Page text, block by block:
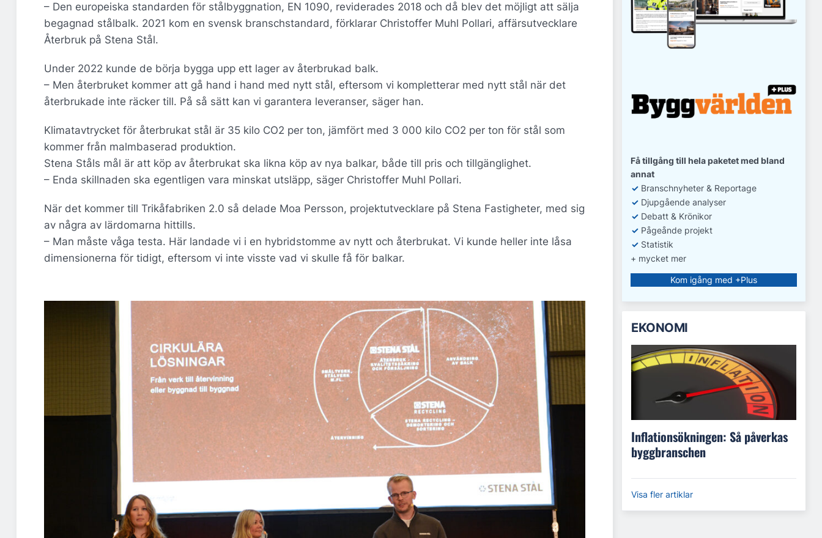
– Den europeiska standarden för stålbyggnation, EN 1090, reviderades 2018 och då blev det möjligt att sälja
begagnad stålbalk. 2021 kom en svensk branschstandard, förklarar Christoffer Muhl Pollari, affärsutvecklare
Återbruk på Stena Stål.
Under 2022 kunde de börja bygga upp ett lager av återbrukad balk.
– Men återbruket kommer att gå hand i hand med nytt stål, eftersom vi kompletterar med nytt stål när det
återbrukade inte räcker till. På så sätt kan vi garantera leveranser, säger han.
Klimatavtrycket för återbrukat stål är 35 kilo CO2 per ton, jämfört med 3 000 kilo CO2 per ton för stål som
kommer från malmbaserad produktion.
Stena Ståls mål är att köp av återbrukat ska likna köp av nya balkar, både till pris och tillgänglighet.
– Enda skillnaden ska egentligen vara minskat utsläpp, säger Christoffer Muhl Pollari.
När det kommer till Trikåfabriken 2.0 så delade Moa Persson, projektutvecklare på Stena Fastigheter, med sig
av några av lärdomarna hittills.
– Man måste våga testa. Här landade vi i en hybridstomme av nytt och återbrukat. Vi kunde heller inte låsa
dimensionerna för tidigt, eftersom vi inte visste vad vi skulle få för balkar.
Få tillgång till hela paketet med bland
annat
✓ Branschnyheter & Reportage
✓ Djupgående analyser
✓ Debatt & Krönikor
✓ Pågeånde projekt
✓ Statistik
+ mycket mer
Kom igång med +Plus
EKONOMI
Inflationsökningen: Så påverkas
byggbranschen
Visa fler artiklar